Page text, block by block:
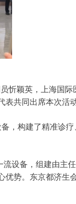
忻颖英，上海国
共同出席本次活动
，构建了精准诊
设备，组建由主
势。东京都济生